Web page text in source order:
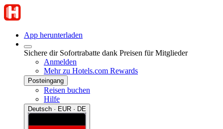
App herunterladen
Sichere dir Sofortrabatte dank Preisen für Mitglieder
Anmelden
Mehr zu Hotels.com Rewards
Posteingang
Reisen buchen
Hilfe
Deutsch · EUR · DE